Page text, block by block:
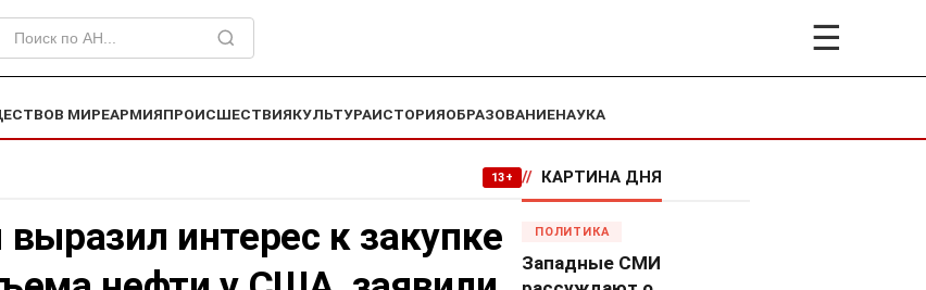
☰
В МИРЕАРМИЯПРОИСШЕСТВИЯКУЛЬТУРАИСТОРИЯОБРАЗОВАНИЕНАУКА
13+
интерес к закупке
// КАРТИНА ДНЯ
ПОЛИТИКА
Западные СМИ